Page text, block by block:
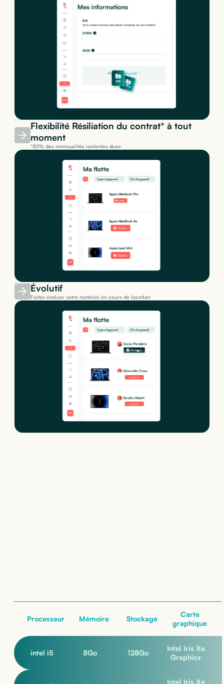
Flexibilité Résiliation du contrat* à tout
moment
*50% des mensualités restantes dues
Évolutif
Faites évoluer votre matériel en cours de location
Processeur Mémoire Stockage
Carte
graphique
intel i5 8Go 128Go
Intel Iris Xe
Graphics
Intel Iris Xe